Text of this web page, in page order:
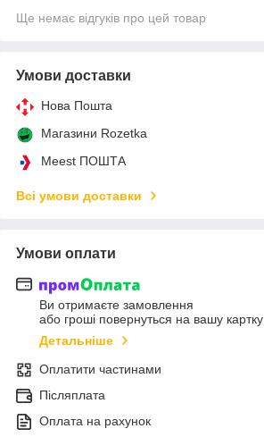
Ще немає відгуків про цей товар
Умови доставки
Нова Пошта
Магазини Rozetka
Meest ПОШТА
Всі умови доставки
Умови оплати
Ви отримаєте замовлення
або гроші повернуться на вашу картку
Детальніше
Оплатити частинами
Післяплата
Оплата на рахунок